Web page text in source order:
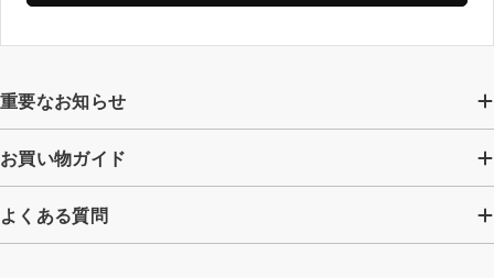
重要なお知らせ
お買い物ガイド
よくある質問